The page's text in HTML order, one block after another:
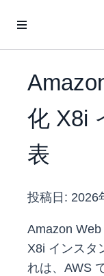
化 X8i
表
投稿日: 2026
Amazon
X8i インスタ
れは、AWS